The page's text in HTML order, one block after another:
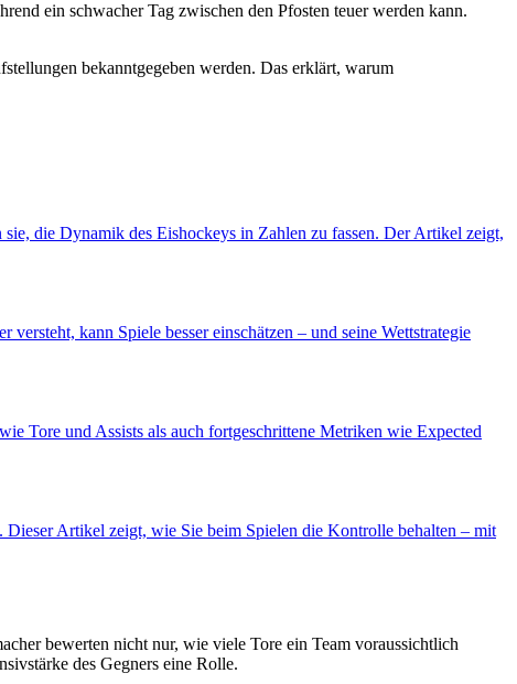
ein schwacher Tag zwischen den Pfosten teuer werden kann.
bekanntgegeben werden. Das erklärt, warum
die Dynamik des Eishockeys in Zahlen zu fassen. Der Artikel zeigt,
kann Spiele besser einschätzen – und seine Wettstrategie
Tore und Assists als auch fortgeschrittene Metriken wie Expected
Artikel zeigt, wie Sie beim Spielen die Kontrolle behalten – mit
bewerten nicht nur, wie viele Tore ein Team voraussichtlich
des Gegners eine Rolle.